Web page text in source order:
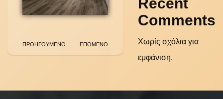
ΠΡΟΗΓΟΥΜΕΝΟ ΕΠΟΜΕΝΟ
Comments
Χωρίς σχόλια για
εμφάνιση.